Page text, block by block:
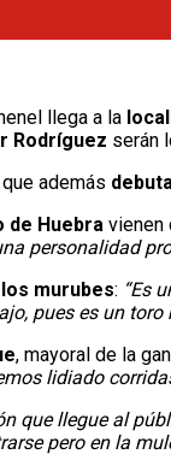
llega a la
Rodríguez serán
además
de Huebra vienen
personalidad
murubes: “Es
pues es un
, mayoral de la
lidiado
que llegue al
pero en la